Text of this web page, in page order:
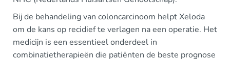
Bij de behandeling van coloncarcinoom helpt Xeloda
om de kans op recidief te verlagen na een operatie. Het
medicijn is een essentieel onderdeel in
combinatietherapieën die patiënten de beste prognose